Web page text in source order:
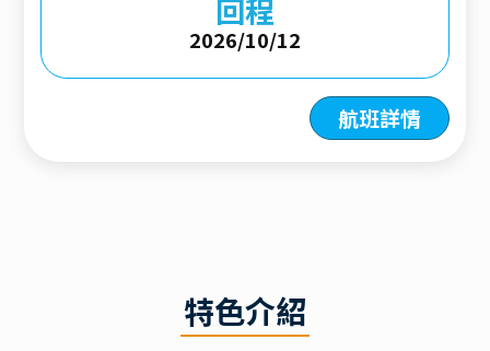
回程
2026/10/12
航班詳情
特色介紹